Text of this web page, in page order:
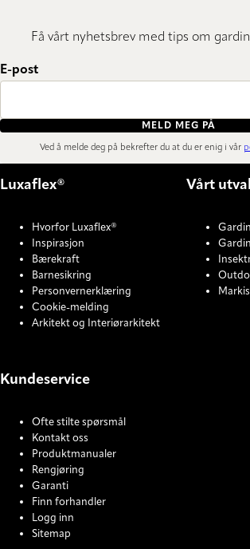
Få vårt nyhetsbrev med tips om
E-post
MELD MEG PÅ
Ved å melde deg på bekrefter du at du er enig i vår
Luxaflex®
Hvorfor Luxaflex®
Inspirasjon
Bærekraft
Barnesikring
Personvernerklæring
Cookie-melding
Arkitekt og Interiørarkitekt
Vårt
Kundeservice
Ofte stilte spørsmål
Kontakt oss
Produktmanualer
Rengjøring
Garanti
Finn forhandler
Logg inn
Sitemap